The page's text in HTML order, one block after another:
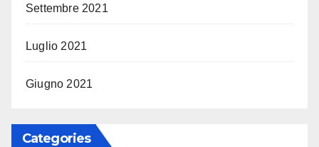
Settembre 2021
Luglio 2021
Giugno 2021
Categories